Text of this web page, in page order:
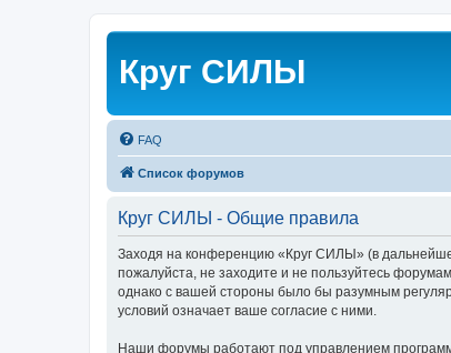
Круг СИЛЫ
FAQ
Список форумов
Круг СИЛЫ - Общие правила
Заходя на конференцию «Круг СИЛЫ» (в
пожалуйста, не заходите и не пользуйтесь
однако с вашей стороны было бы разумным
условий означает ваше согласие с ними.
Наши форумы работают под управлением